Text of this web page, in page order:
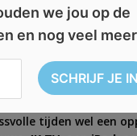
of 4K TV
tijden wel een
we jou op de
en nog veel